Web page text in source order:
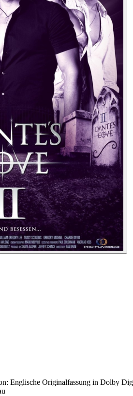
Englische Originalfassung in Dolby